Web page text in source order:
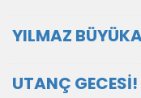
YILMAZ
UTANÇ GECESİ!